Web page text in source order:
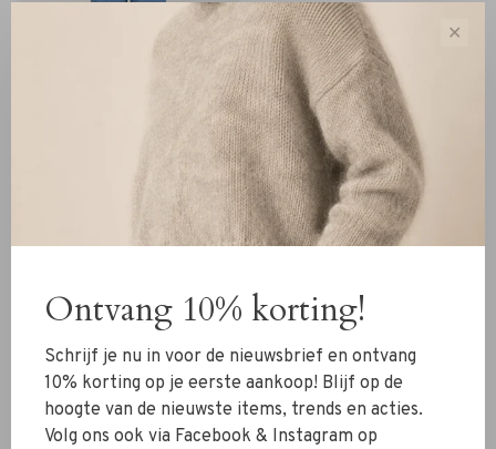
Ibana Jeans Pellina light
€118,99
Sorteren op:
Toon 1 - 3 van 3
✕
Ontvang 10% korting!
Schrijf je nu in voor de nieuwsbrief en ontvang
10% korting op je eerste aankoop! Blijf op de
hoogte van de nieuwste items, trends en acties.
Volg ons ook via Facebook & Instagram op